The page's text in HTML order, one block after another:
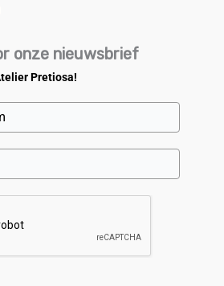
onze nieuwsbrief
Pretiosa!